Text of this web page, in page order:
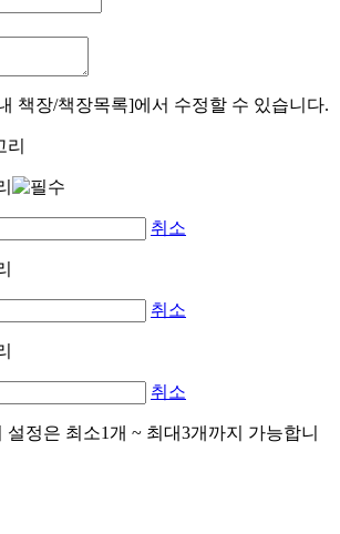
책장/책장목록]에서 수정할 수 있습니다.
취소
취소
취소
설정은 최소1개 ~ 최대3개까지 가능합니